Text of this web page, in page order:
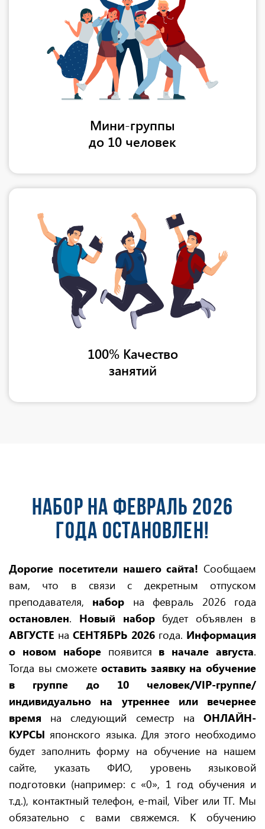
Мини-группы
до 10 человек
100% Качество
занятий
НАБОР НА ФЕВРАЛЬ 2026
ГОДА ОСТАНОВЛЕН!
Дорогие посетители нашего сайта! Сообщаем
вам, что в связи с декретным отпуском
преподавателя, набор на февраль 2026 года
остановлен. Новый наборбудет объявлен в
АВГУСТЕ наСЕНТЯБРЬ 2026года. Информация
о новом наборепоявится в начале августа.
Тогда вы сможете оставить заявку на обучение
в группе до 10 человек/VIP-группе/
индивидуально на утреннее или вечернее
время на следующий семестр наОНЛАЙН-
КУРСЫ японского языка.Для этого необходимо
будет заполнить форму на обучение на нашем
сайте, указать ФИО, уровень языковой
подготовки (например: с «0», 1 год обучения и
т.д.), контактный телефон, e-mail, Viber или ТГ. Мы
обязательно с вами свяжемся. К обучению